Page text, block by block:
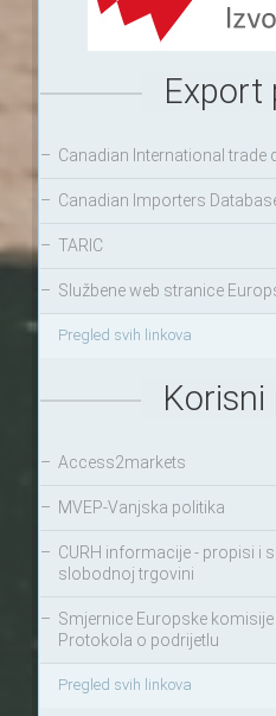
Export
– Canadian International trade
– Canadian Importers
– TARIC
– Službene web stranice
Pregled svih linkova
– Access2markets
– MVEP-Vanjska politika
– CURH informacije - propisi i
slobodnoj trgovini
– Smjernice Europske
Protokola o podrijetlu
Pregled svih linkova